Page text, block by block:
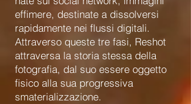
effimere, destinate a dissolversi
rapidamente nei flussi digitali.
Attraverso queste tre fasi, Reshot
attraversa la storia stessa della
fotografia, dal suo essere oggetto
fisico alla sua progressiva
smaterializzazione.